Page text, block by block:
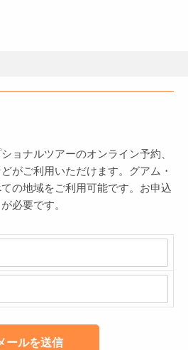
ョナルツアーのオンライン予約、
がご利用いただけます。グアム・
の地域をご利用可能です。お申込
必要です。